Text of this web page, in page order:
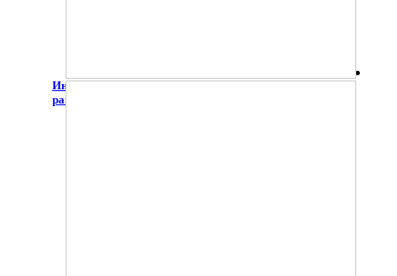
Интерактивный интенсив "Равные возможности -
равные права"